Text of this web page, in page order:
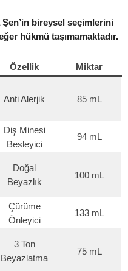
bireysel seçimlerini
hükmü taşımamaktadır.
Özellik Miktar
Anti Alerjik 85 mL
Diş Minesi
Besleyici
94 mL
Doğal
Beyazlık
100 mL
Çürüme
Önleyici
133 mL
3 Ton
Beyazlatma
75 mL